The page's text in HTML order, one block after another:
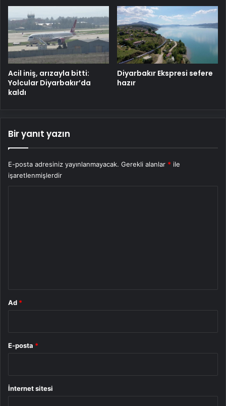
Acil iniş, arızayla bitti:
Yolcular Diyarbakır’da
kaldı
Diyarbakır Ekspresi sefere
hazır
Bir yanıt yazın
E-posta adresiniz yayınlanmayacak. Gerekli alanlar * ile
işaretlenmişlerdir
Ad *
E-posta *
İnternet sitesi